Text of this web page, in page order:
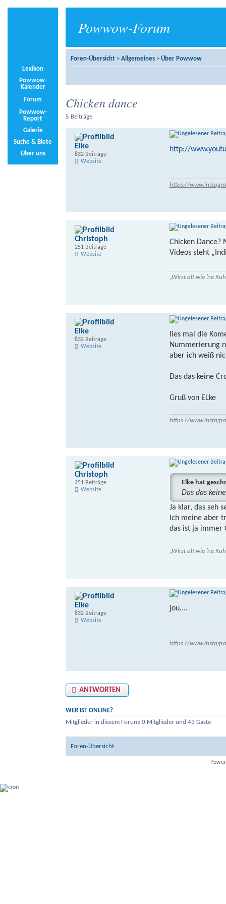
Powwow-Forum
Lexikon
Powwow-
Kalender
Forum
Powwow-
Report
Galerie
Suche & Biete
Über uns
Foren-Übersicht > Allgemeines > Über Powwow
Chicken dance
5 Beiträge
http://
https://
Elke
832 Beiträge
Website
Chicken Dance?
Videos steht
„Wirst alt wie ’ne
Christoph
251 Beiträge
Website
lies mal die
Nummerierung
aber ich weiß
Das das keine
Gruß von ELke
https://
Elke
832 Beiträge
Website
Elke hat
Das das
Ja klar, das seh
Ich meine aber
das ist ja immer
„Wirst alt wie ’ne
Christoph
251 Beiträge
Website
jou....
https://
Elke
832 Beiträge
Website
ANTWORTEN
WER IST ONLINE?
Mitglieder in diesem Forum: 0 Mitglieder und 43 Gäste
Foren-Übersicht